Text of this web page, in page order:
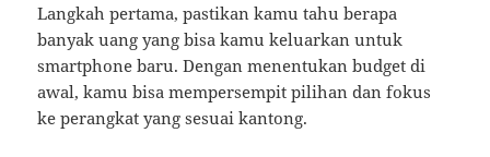
Langkah pertama, pastikan kamu tahu berapa
banyak uang yang bisa kamu keluarkan untuk
smartphone baru. Dengan menentukan budget di
awal, kamu bisa mempersempit pilihan dan fokus
ke perangkat yang sesuai kantong.